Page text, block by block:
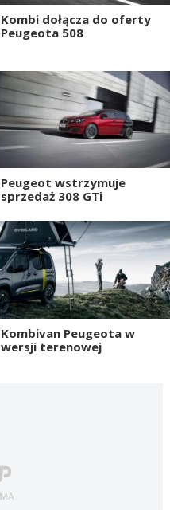
Kombi dołącza do oferty
Peugeota 508
Peugeot wstrzymuje
sprzedaż 308 GTi
Kombivan Peugeota w
wersji terenowej